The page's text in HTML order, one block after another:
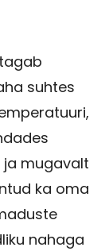
suhtes
ja mugavalt
ka oma
nahaga